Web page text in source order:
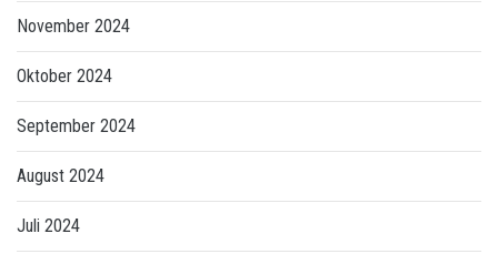
November 2024
Oktober 2024
September 2024
August 2024
Juli 2024